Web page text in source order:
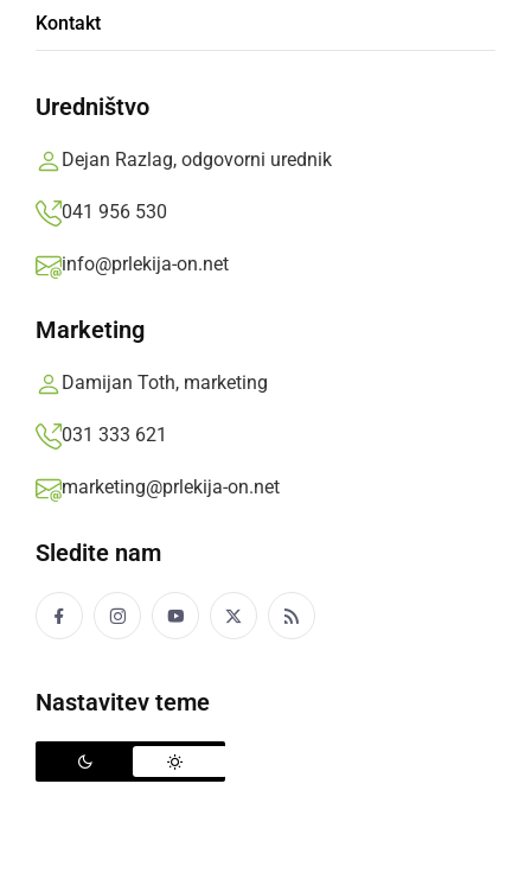
Kontakt
Uredništvo
Dejan Razlag, odgovorni urednik
041 956 530
info@prlekija-on.net
Marketing
Damijan Toth, marketing
031 333 621
marketing@prlekija-on.net
Sledite nam
Nastavitev teme